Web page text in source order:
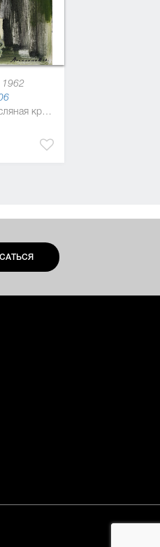
1962
84 x 60 см, холст, масляная краска